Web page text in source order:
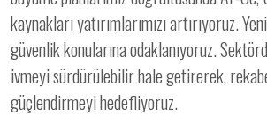
kaynakları yatırımlarımızı artırıyoruz.
güvenlik konularına odaklanıyoruz.
ivmeyi sürdürülebilir hale getirerek,
güçlendirmeyi hedefliyoruz.